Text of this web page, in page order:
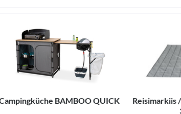
BAMBOO QUICK
Reisimarkiis